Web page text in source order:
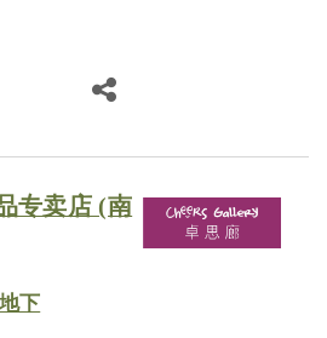
专卖店 (南
下